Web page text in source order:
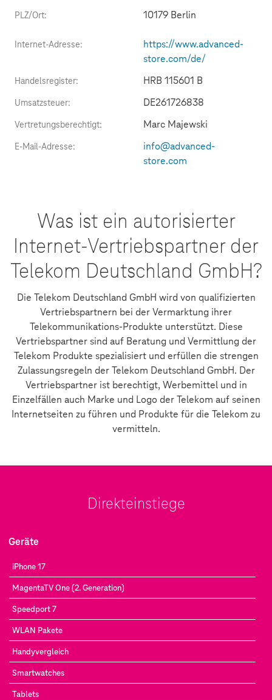
PLZ/Ort: 10179 Berlin
Internet-Adresse:
https://www.advanced-
store.com/de/
Handelsregister: HRB 115601 B
Umsatzsteuer: DE261726838
Vertretungsberechtigt: Marc Majewski
E-Mail-Adresse:
info@advanced-
store.com
Was ist ein autorisierter
Internet-Vertriebspartner der
Telekom Deutschland GmbH?
Die Telekom Deutschland GmbH wird von qualifizierten
Vertriebspartnern bei der Vermarktung ihrer
Telekommunikations-Produkte unterstützt. Diese
Vertriebspartner sind auf Beratung und Vermittlung der
Telekom Produkte spezialisiert und erfüllen die strengen
Zulassungsregeln der Telekom Deutschland GmbH. Der
Vertriebspartner ist berechtigt, Werbemittel und in
Einzelfällen auch Marke und Logo der Telekom auf seinen
Internetseiten zu führen und Produkte für die Telekom zu
vermitteln.
Direkteinstiege
Geräte
iPhone 17
MagentaTV One (2. Generation)
Speedport 7
WLAN Pakete
Handyvergleich
Smartwatches
Tablets